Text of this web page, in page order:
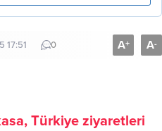
17:51 0 A+ A-
Türkiye ziyaretleri